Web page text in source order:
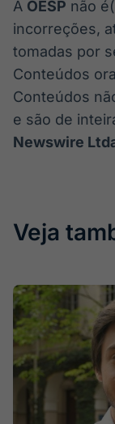
A OESP não
incorreções,
tomadas por
Conteúdos
Conteúdos
e são de
Newswire
Veja